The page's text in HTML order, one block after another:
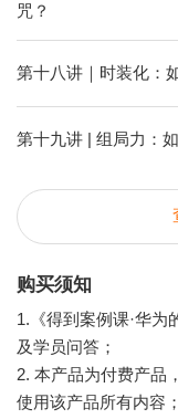
咒？
第十八讲｜时装化：
第十九讲 | 组局力：
购买须知
1.《得到案例课·华为
及学员问答；
2. 本产品为付费产品
使用该产品所有内容；